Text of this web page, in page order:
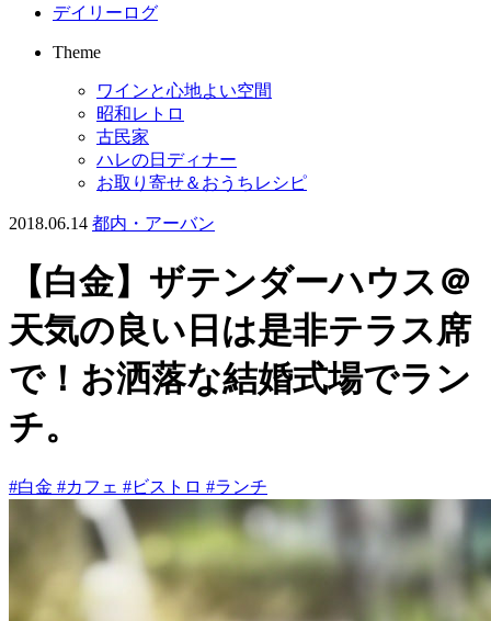
デイリーログ
Theme
ワインと心地よい空間
昭和レトロ
古民家
ハレの日ディナー
お取り寄せ＆おうちレシピ
2018.06.14 都内・アーバン
【白金】ザテンダーハウス＠
天気の良い日は是非テラス席
で！お洒落な結婚式場でラン
チ。
#白金 #カフェ #ビストロ #ランチ